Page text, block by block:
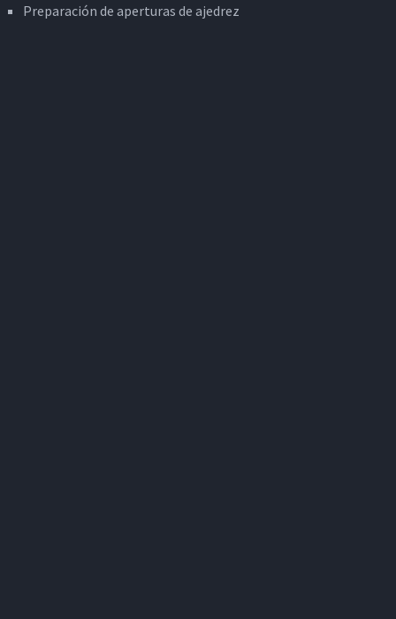
Preparación de aperturas de ajedrez